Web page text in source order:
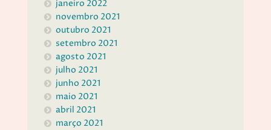
janeiro 2022
novembro 2021
outubro 2021
setembro 2021
agosto 2021
julho 2021
junho 2021
maio 2021
abril 2021
março 2021